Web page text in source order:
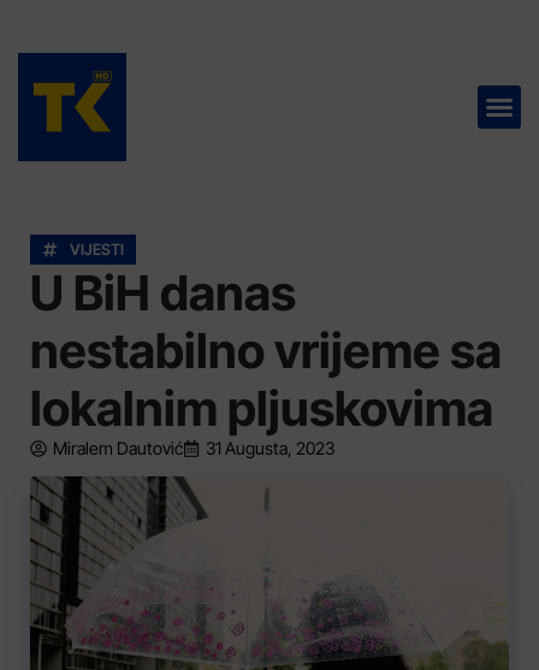
VIJESTI
U BiH danas
nestabilno vrijeme sa
lokalnim pljuskovima
Miralem Dautović 31 Augusta, 2023